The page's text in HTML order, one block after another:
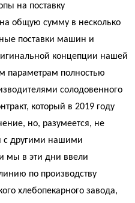
на поставку
общую сумму в несколько
поставки машин и
концепции нашей
параметрам полностью
солодовенного
который в 2019 году
но, разумеется, не
с другими нашими
мы в эти дни ввели
по производству
хлебопекарного завода,